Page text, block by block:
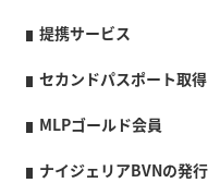
提携サービス
セカンドパスポート取得
MLPゴールド会員
ナイジェリアBVNの発行